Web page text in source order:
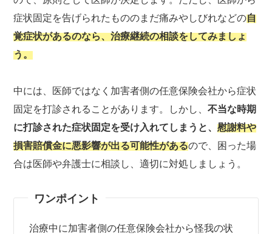
症状固定を告げられたもののまだ痛みやしびれなどの自
覚症状があるのなら、治療継続の相談をしてみましょ
う。
中には、医師ではなく加害者側の任意保険会社から症状
固定を打診されることがあります。しかし、不当な時期
に打診された症状固定を受け入れてしまうと、慰謝料や
損害賠償金に悪影響が出る可能性があるので、困った場
合は医師や弁護士に相談し、適切に対処しましょう。
ワンポイント
治療中に加害者側の任意保険会社から怪我の状